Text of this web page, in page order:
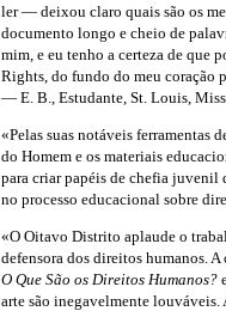
ler — deixou claro quais são os
documento longo e cheio de
mim, e eu tenho a certeza de que
Rights, do fundo do meu coração
— E. B., Estudante, St. Louis,
«Pelas suas notáveis ferramentas
do Homem e os materiais
para criar papéis de chefia juvenil
no processo educacional sobre
«O Oitavo Distrito aplaude o
defensora dos direitos humanos.
O Que São os Direitos Humanos?
arte são inegavelmente